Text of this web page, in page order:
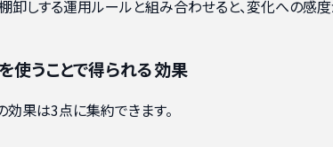
卸しする運用ルールと組み合わせると、変化への感
使うことで得られる効果
効果は3点に集約できます。